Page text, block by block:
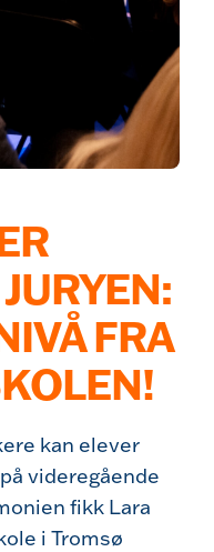
FRA
kan elever
videregående
fikk Lara
i Tromsø